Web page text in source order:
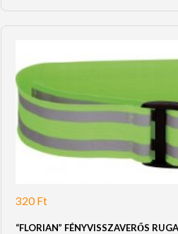
320Ft
“FLORIAN” FÉNYVISSZAVERŐS